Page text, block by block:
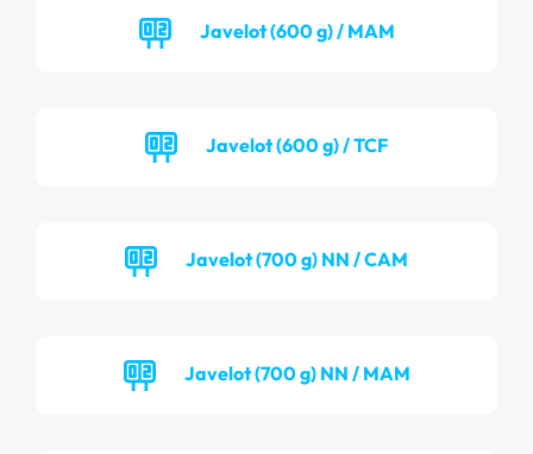
Javelot (600 g) / MAM
Javelot (600 g) / TCF
Javelot (700 g) NN / CAM
Javelot (700 g) NN / MAM